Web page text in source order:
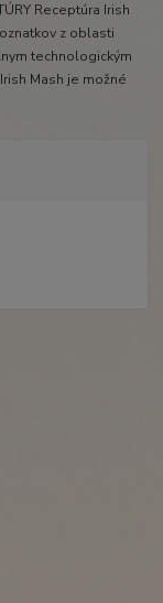
Receptúra ​​Irish
z oblasti
technologickým
Mash je možné